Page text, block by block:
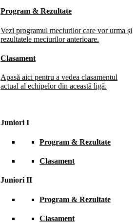
Program & Rezultate
Vezi programul meciurilor care vor urma și
rezultatele meciurilor anterioare.
Clasament
Apasă aici pentru a vedea clasamentul
actual al echipelor din această ligă.
Juniori I
Program & Rezultate
Clasament
Juniori II
Program & Rezultate
Clasament